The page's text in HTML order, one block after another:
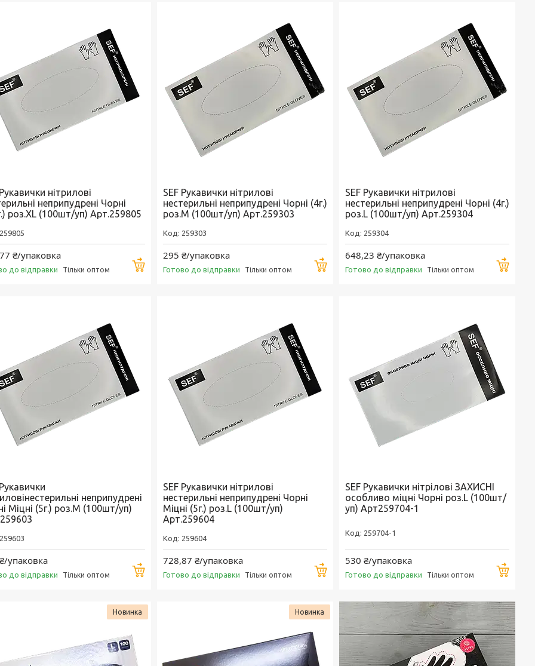
нітрилові
неприпудрені Чорні
роз.XL (100шт/уп) Арт.259805
259805
₴/упаковка
до відправки Тільки оптом Купити
SEF Рукавички нітрилові
нестерильні неприпудрені Чорні (4г.)
роз.M (100шт/уп) Арт.259303
259303
295 ₴/упаковка
Готово до відправки Тільки оптом Купити
SEF Рукавички нітрилові
нестерильні неприпудрені Чорні (4г.)
роз.L (100шт/уп) Арт.259304
259304
648,23 ₴/упаковка
Готово до відправки Тільки оптом
неприпудрені
Міцні (5г.) роз.M (100шт/уп)
259603
упаковка
до відправки Тільки оптом Купити
SEF Рукавички нітрилові
нестерильні неприпудрені Чорні
Міцні (5г.) роз.L (100шт/уп)
Арт.259604
259604
728,87 ₴/упаковка
Готово до відправки Тільки оптом Купити
SEF Рукавички нітрілові ЗАХИСНІ
особливо міцні Чорні роз.L (100шт/
уп) Арт259704-1
259704-1
530 ₴/упаковка
Готово до відправки Тільки оптом
Новинка Новинка